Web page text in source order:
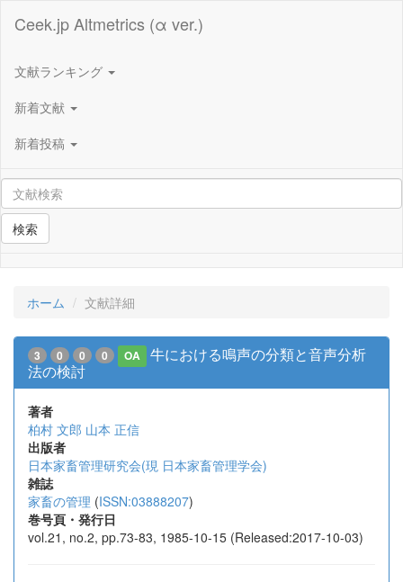
Ceek.jp Altmetrics (α ver.)
文献ランキング
新着文献
新着投稿
検索
ホーム 文献詳細
3 0 0 0 OA
牛における鳴声の分類と音声分析
法の検討
著者
柏村 文郎 山本 正信
出版者
日本家畜管理研究会(現 日本家畜管理学会)
雑誌
家畜の管理 (ISSN:03888207)
巻号頁・発行日
vol.21, no.2, pp.73-83, 1985-10-15 (Released:2017-10-03)